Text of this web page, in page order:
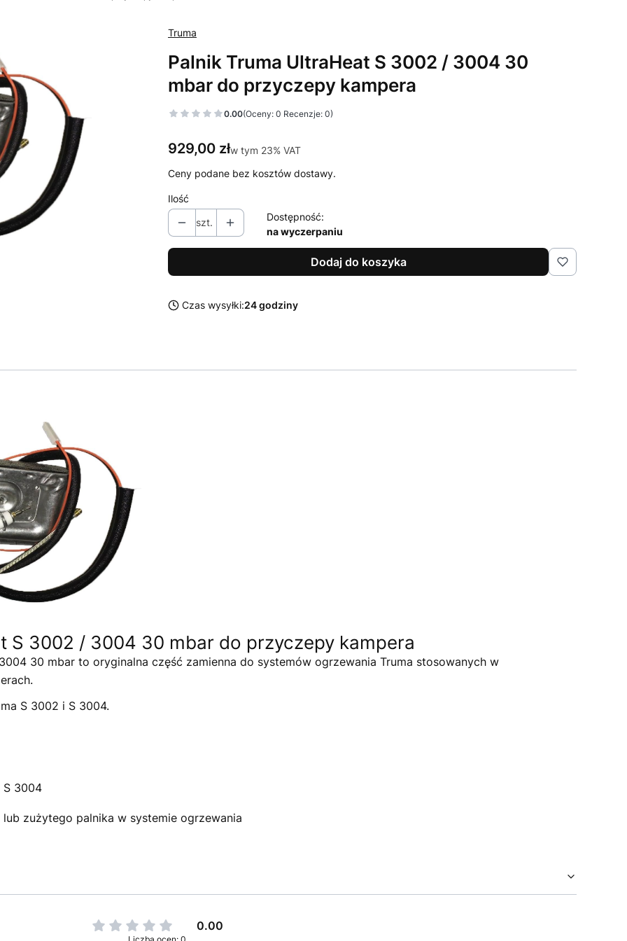
Truma
Palnik Truma UltraHeat S 3002 / 3004 30
mbar do przyczepy kampera
0.00(Oceny: 0 Recenzje: 0)
Cena
929,00 złw tym 23% VAT
w tym 23% VAT
Ceny podane bez kosztów dostawy.
Ilość
szt.
Dostępność:
na wyczerpaniu
Dodaj do koszyka
Czas wysyłki:24 godziny
S 3002 / 3004 30 mbar do przyczepy kampera
30 mbar to oryginalna część zamienna do systemów ogrzewania Truma stosowanych w
S 3002 i S 3004.
3004
zużytego palnika w systemie ogrzewania
0.00